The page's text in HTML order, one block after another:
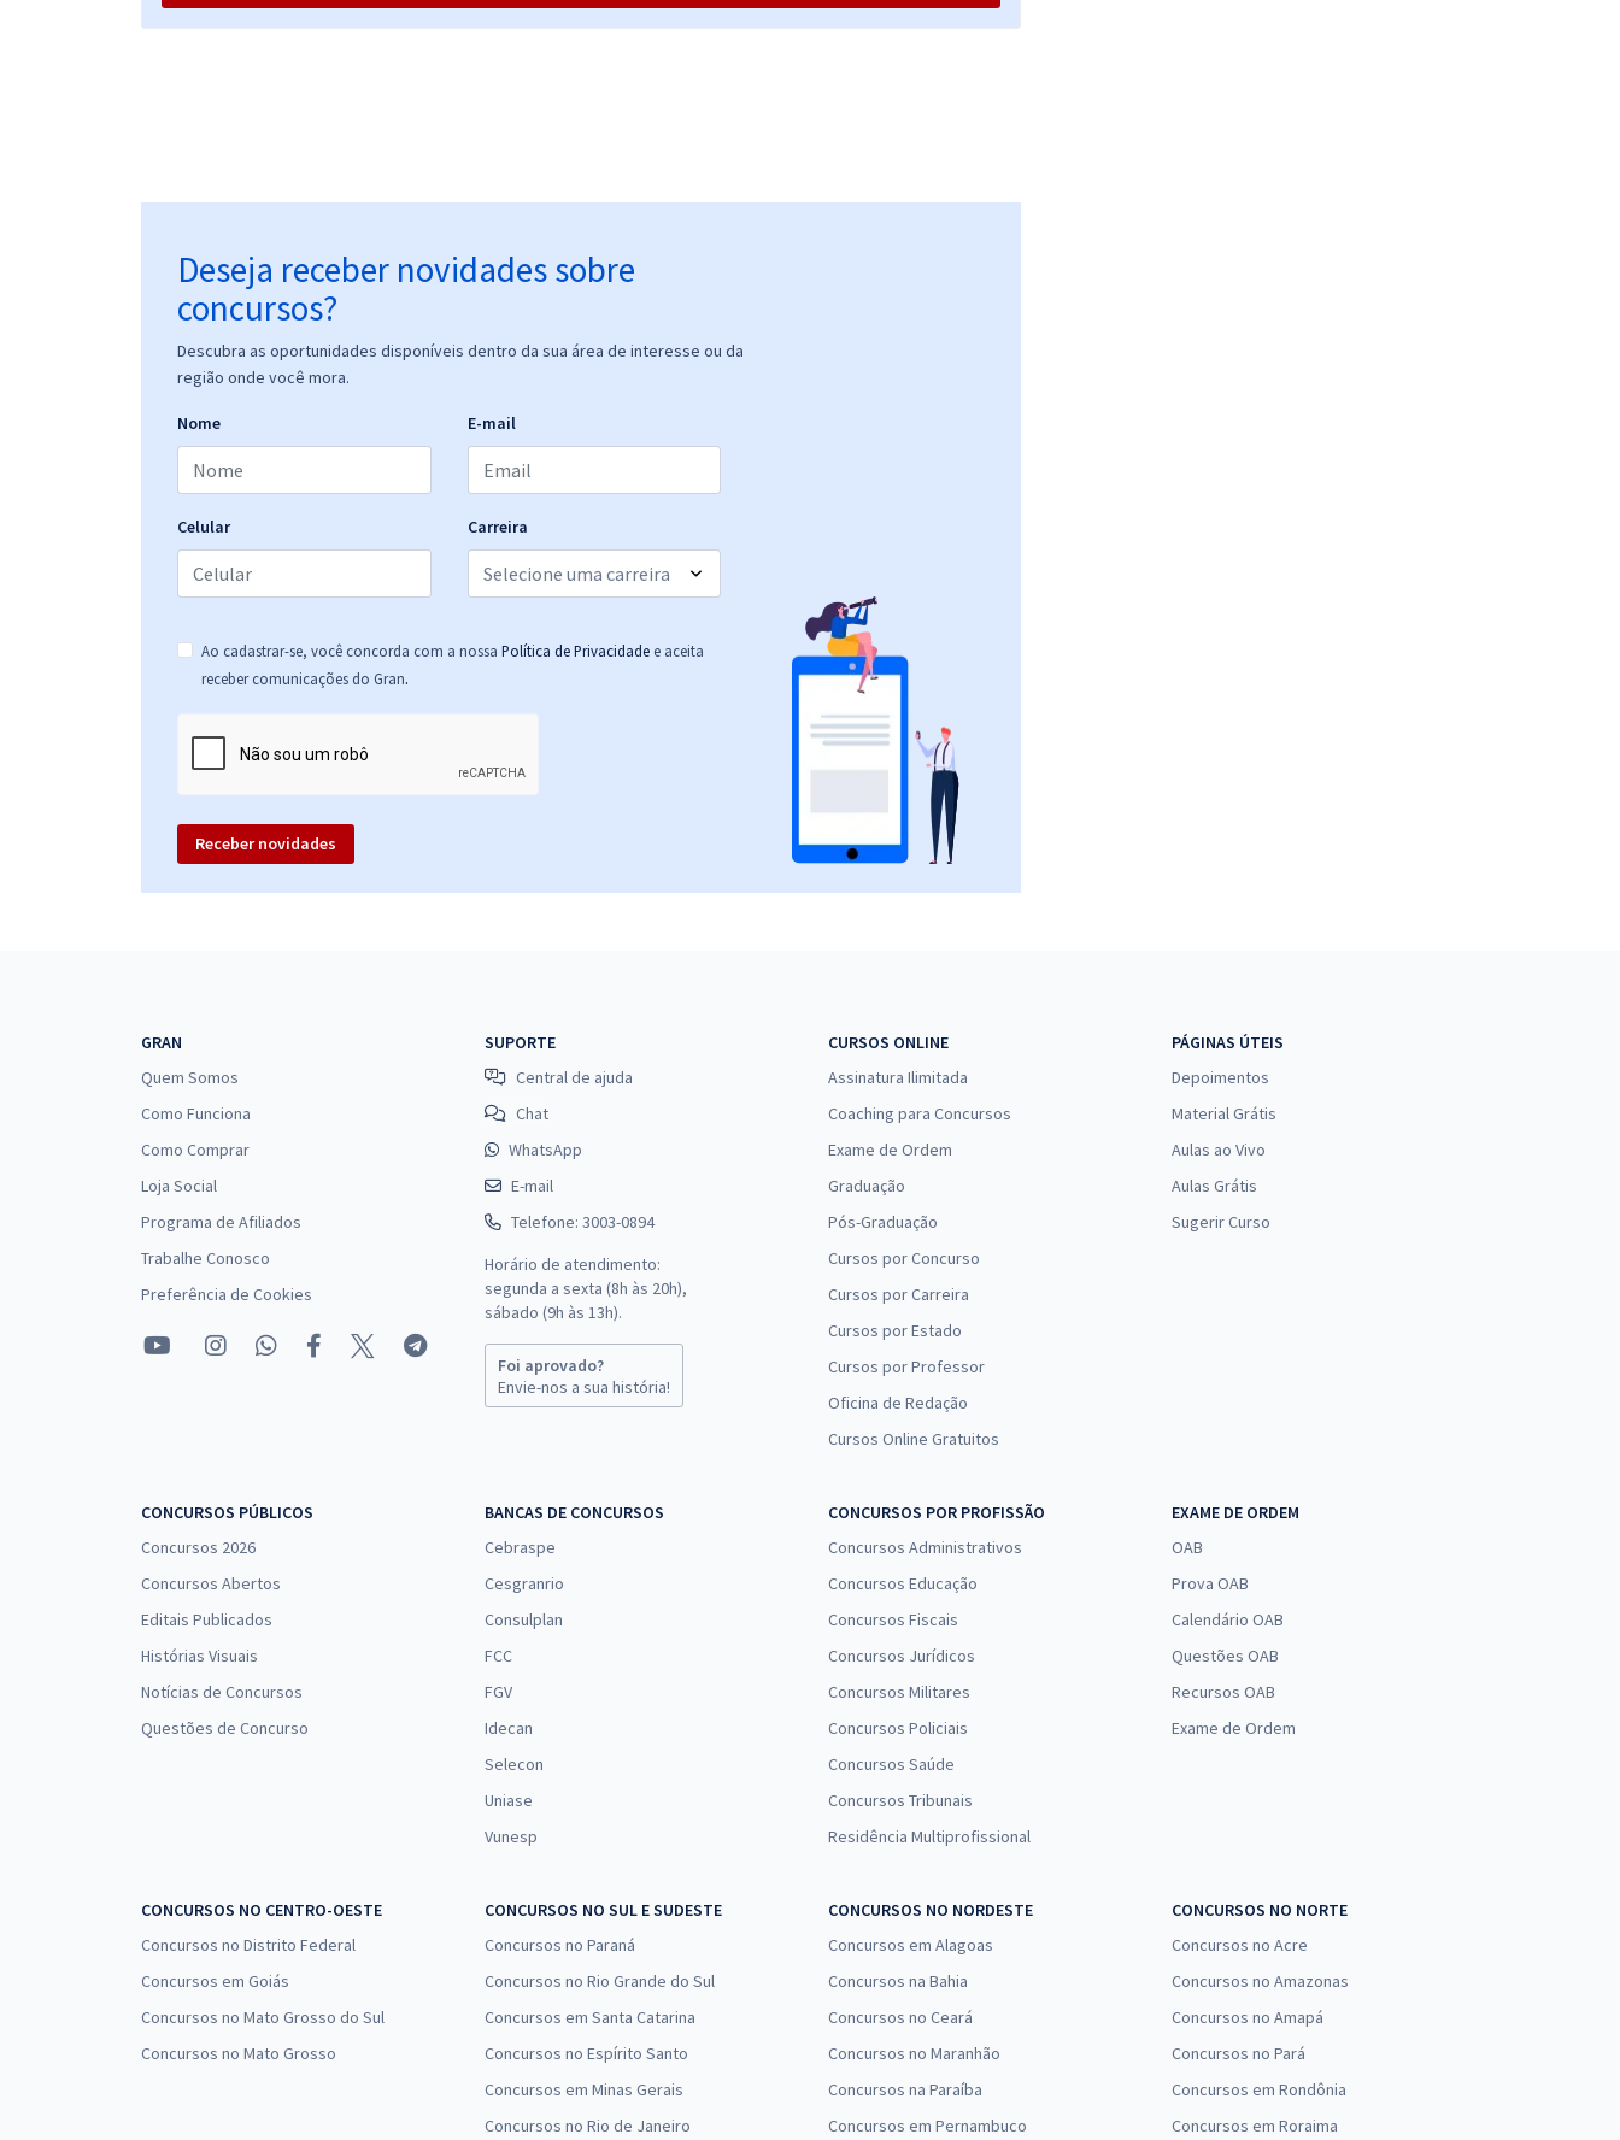
Comprar
Deseja receber novidades sobre
concursos?
Descubra as oportunidades disponíveis dentro da sua área de interesse ou da
região onde você mora.
Nome E-mail
Celular Carreira
Ao cadastrar-se, você concorda com a nossa Política de Privacidade e aceita
receber comunicações do Gran.
Receber novidades
GRAN
Quem Somos
Como Funciona
Como Comprar
Loja Social
Programa de Afiliados
Trabalhe Conosco
Preferência de Cookies
SUPORTE
Central de ajuda
Chat
WhatsApp
E-mail
Telefone: 3003-0894
Horário de atendimento:
segunda a sexta (8h às 20h),
sábado (9h às 13h).
Foi aprovado?
Envie-nos a sua história!
CURSOS ONLINE
Assinatura Ilimitada
Coaching para Concursos
Exame de Ordem
Graduação
Pós-Graduação
Cursos por Concurso
Cursos por Carreira
Cursos por Estado
Cursos por Professor
Oficina de Redação
Cursos Online Gratuitos
PÁGINAS ÚTEIS
Depoimentos
Material Grátis
Aulas ao Vivo
Aulas Grátis
Sugerir Curso
CONCURSOS PÚBLICOS
Concursos 2026
Concursos Abertos
Editais Publicados
Histórias Visuais
Notícias de Concursos
Questões de Concurso
BANCAS DE CONCURSOS
Cebraspe
Cesgranrio
Consulplan
FCC
FGV
Idecan
Selecon
Uniase
Vunesp
CONCURSOS POR PROFISSÃO
Concursos Administrativos
Concursos Educação
Concursos Fiscais
Concursos Jurídicos
Concursos Militares
Concursos Policiais
Concursos Saúde
Concursos Tribunais
Residência Multiprofissional
EXAME DE ORDEM
OAB
Prova OAB
Calendário OAB
Questões OAB
Recursos OAB
Exame de Ordem
CONCURSOS NO CENTRO-OESTE
Concursos no Distrito Federal
Concursos em Goiás
Concursos no Mato Grosso do Sul
Concursos no Mato Grosso
CONCURSOS NO SUL E SUDESTE
Concursos no Paraná
Concursos no Rio Grande do Sul
Concursos em Santa Catarina
Concursos no Espírito Santo
Concursos em Minas Gerais
Concursos no Rio de Janeiro
CONCURSOS NO NORDESTE
Concursos em Alagoas
Concursos na Bahia
Concursos no Ceará
Concursos no Maranhão
Concursos na Paraíba
Concursos em Pernambuco
CONCURSOS NO NORTE
Concursos no Acre
Concursos no Amazonas
Concursos no Amapá
Concursos no Pará
Concursos em Rondônia
Concursos em Roraima